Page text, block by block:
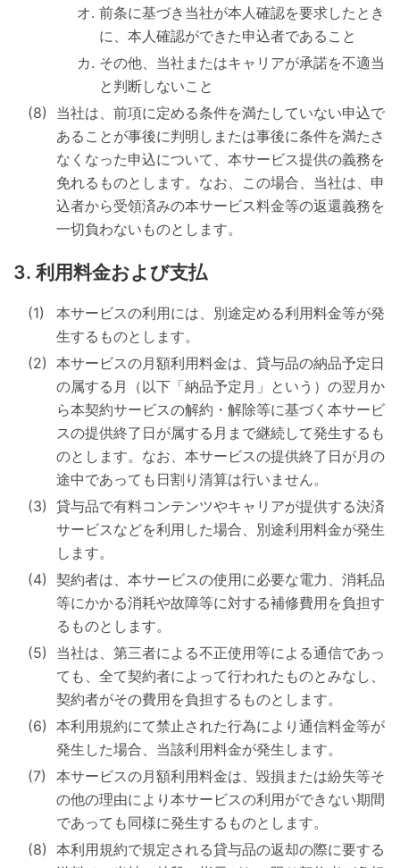
前条に基づき当社が本人確認を要求したとき
に、本人確認ができた申込者であること
その他、当社またはキャリアが承諾を不適当
と判断しないこと
当社は、前項に定める条件を満たしていない申込で
あることが事後に判明しまたは事後に条件を満たさ
なくなった申込について、本サービス提供の義務を
免れるものとします。なお、この場合、当社は、申
込者から受領済みの本サービス料金等の返還義務を
一切負わないものとします。
利用料金および支払
本サービスの利用には、別途定める利用料金等が発
生するものとします。
本サービスの月額利用料金は、貸与品の納品予定日
の属する月（以下「納品予定月」という）の翌月か
ら本契約サービスの解約・解除等に基づく本サービ
スの提供終了日が属する月まで継続して発生するも
のとします。なお、本サービスの提供終了日が月の
途中であっても日割り清算は行いません。
貸与品で有料コンテンツやキャリアが提供する決済
サービスなどを利用した場合、別途利用料金が発生
します。
契約者は、本サービスの使用に必要な電力、消耗品
等にかかる消耗や故障等に対する補修費用を負担す
るものとします。
当社は、第三者による不正使用等による通信であっ
ても、全て契約者によって行われたものとみなし、
契約者がその費用を負担するものとします。
本利用規約にて禁止された行為により通信料金等が
発生した場合、当該利用料金が発生します。
本サービスの月額利用料金は、毀損または紛失等そ
の他の理由により本サービスの利用ができない期間
であっても同様に発生するものとします。
本利用規約で規定される貸与品の返却の際に要する